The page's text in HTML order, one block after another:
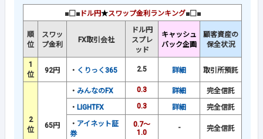
■□■ドル円★スワップ金利ランキング■□■
順
位
スワッ
プ金利
FX取引会社
ドル円
スプレ
ッド
キャッシュ
バック企画
顧客資産の
保全状況
1
位
92円 ・ くりっく365 2.5 詳細 取引所預託
2
位
65円
・ みんなのFX 0.3 詳細
完全信託
・ LIGHTFX 0.3 詳細
完全信託
・ アイネット証
券
0.7～
1.0
- 完全信託